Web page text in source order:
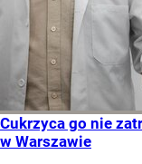
Cukrzyca go nie
w Warszawie